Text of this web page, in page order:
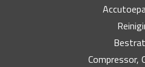
Compressor,